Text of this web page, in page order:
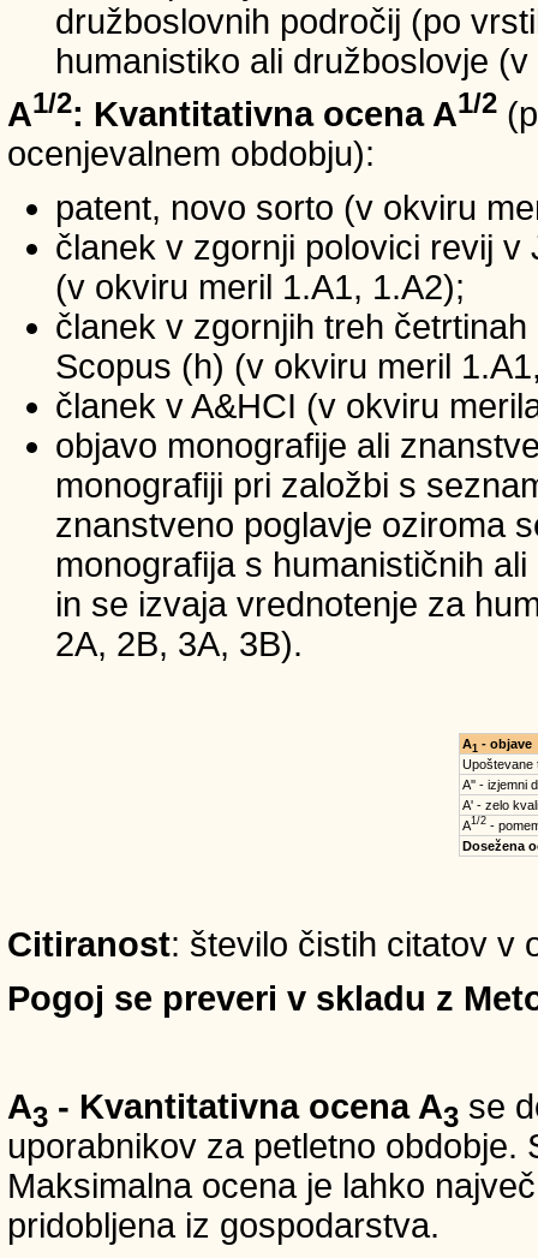
družboslovnih področij (po
humanistiko ali družboslovje
A1/2: Kvantitativna ocena A1/2
ocenjevalnem obdobju):
patent, novo sorto (v okviru
članek v zgornji polovici revij
(v okviru meril 1.A1, 1.A2);
članek v zgornjih treh
Scopus (h) (v okviru meril
članek v A&HCI (v okviru
objavo monografije ali
monografiji pri založbi s
znanstveno poglavje oziroma
monografija s humanističnih
in se izvaja vrednotenje za
2A, 2B, 3A, 3B).
A1 - objave
Upoštevane
A'' - izjemni
A' - zelo
A1/2-
Dosežena
Citiranost: število čistih citatov v
Pogoj se preveri v skladu z
A3 - Kvantitativna ocena A3 se
uporabnikov za petletno obdobje.
Maksimalna ocena je lahko
pridobljena iz gospodarstva.